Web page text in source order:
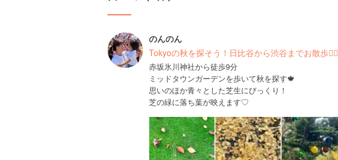
のんのん
Tokyoの秋を探そう！日比谷から渋谷までお散歩🚶‍♀️
赤坂氷川神社から徒歩9分
ミッドタウンガーデンを歩いて秋を探す🍁
思いのほか青々とした芝生にびっくり！
芝の緑に落ち葉が映えます♡